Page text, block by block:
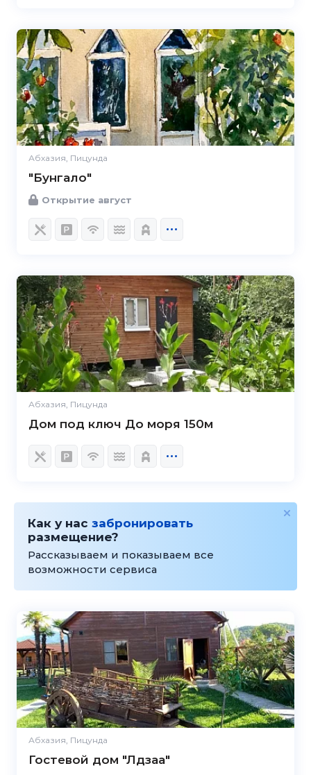
Абхазия, Пицунда
"Бунгало"
Открытие август
Абхазия, Пицунда
Дом под ключ До моря 150м
Как у нас забронировать
размещение?
Рассказываем и показываем все
возможности сервиса
Абхазия, Пицунда
Гостевой дом "Лдзаа"